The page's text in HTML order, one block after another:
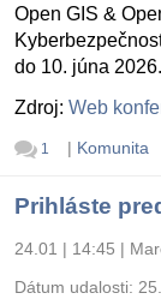
Open GIS &
do 10. júna
Zdroj: Web
1 | Komunita
Prihláste
24.01 | 14:45 |
Dátum udalosti: